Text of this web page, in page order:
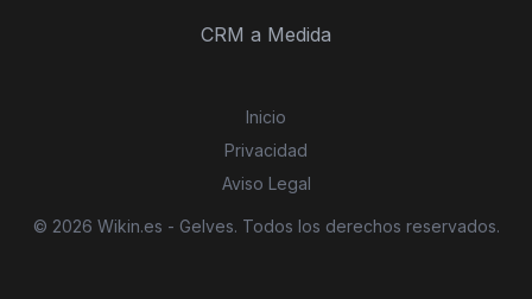
CRM a Medida
Inicio
Privacidad
Aviso Legal
© 2026 Wikin.es - Gelves. Todos los derechos reservados.